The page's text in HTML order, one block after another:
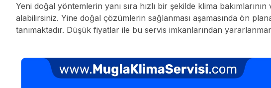
Yeni doğal yöntemlerin yanı sıra hızlı bir şekilde klima
alabilirsiniz. Yine doğal çözümlerin sağlanması aşamasında ön
tanımaktadır. Düşük fiyatlar ile bu servis imkanlarından